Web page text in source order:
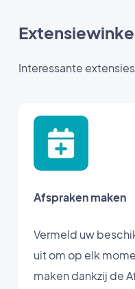
Interessante extensies
Afspraken maken
Vermeld uw
uit om op elk
maken dankzij de